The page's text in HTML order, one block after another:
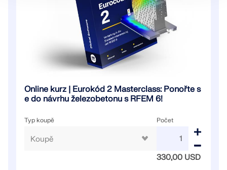
Starší produkty
Online kurz | Eurokód 2 Masterclass: Ponořte s
e do návrhu železobetonu s RFEM 6!
Typ koupě Počet
330,00 USD